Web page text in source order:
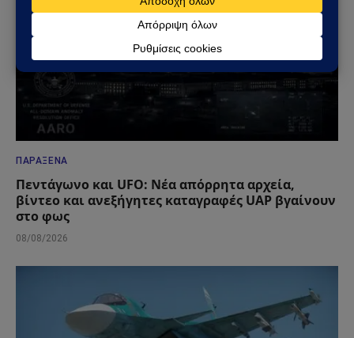
ΠΑΡΆΞΕΝΑ
Πεντάγωνο και UFO: Νέα απόρρητα αρχεία,
βίντεο και ανεξήγητες καταγραφές UAP βγαίνουν
στο φως
08/08/2026